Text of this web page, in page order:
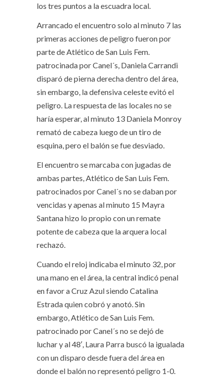
los tres puntos a la escuadra local.
Arrancado el encuentro solo al minuto 7 las
primeras acciones de peligro fueron por
parte de Atlético de San Luis Fem.
patrocinada por Canel´s, Daniela Carrandi
disparó de pierna derecha dentro del área,
sin embargo, la defensiva celeste evitó el
peligro. La respuesta de las locales no se
haría esperar, al minuto 13 Daniela Monroy
remató de cabeza luego de un tiro de
esquina, pero el balón se fue desviado.
El encuentro se marcaba con jugadas de
ambas partes, Atlético de San Luis Fem.
patrocinados por Canel´s no se daban por
vencidas y apenas al minuto 15 Mayra
Santana hizo lo propio con un remate
potente de cabeza que la arquera local
rechazó.
Cuando el reloj indicaba el minuto 32, por
una mano en el área, la central indicó penal
en favor a Cruz Azul siendo Catalina
Estrada quien cobró y anotó. Sin
embargo, Atlético de San Luis Fem.
patrocinado por Canel´s no se dejó de
luchar y al 48′, Laura Parra buscó la igualada
con un disparo desde fuera del área en
donde el balón no representó peligro 1-0.